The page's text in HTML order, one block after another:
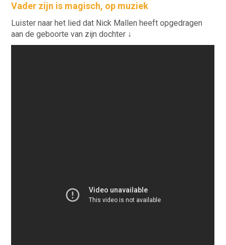
Vader zijn is magisch, op muziek
Luister naar het lied dat Nick Mallen heeft opgedragen
aan de geboorte van zijn dochter ↓